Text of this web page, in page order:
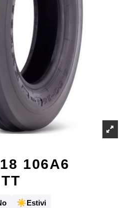
106A6
☀️Estivi